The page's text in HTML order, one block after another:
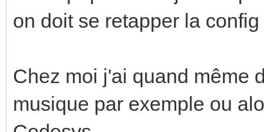
on doit se retapper la
Chez moi j'ai quand même
musique par exemple ou